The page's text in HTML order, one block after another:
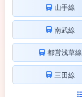
山手線
南武線
都営浅草線
三田線